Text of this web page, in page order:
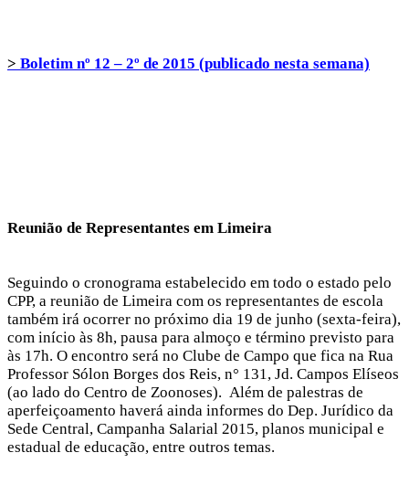
> Boletim nº 12 – 2º de 2015 (publicado nesta semana)
Reunião de Representantes em Limeira
Seguindo o cronograma estabelecido em todo o estado pelo
CPP, a reunião de Limeira com os representantes de escola
também irá ocorrer no próximo dia 19 de junho (sexta-feira),
com início às 8h, pausa para almoço e término previsto para
às 17h. O encontro será no Clube de Campo que fica na Rua
Professor Sólon Borges dos Reis, n° 131, Jd. Campos Elíseos
(ao lado do Centro de Zoonoses). Além de palestras de
aperfeiçoamento haverá ainda informes do Dep. Jurídico da
Sede Central, Campanha Salarial 2015, planos municipal e
estadual de educação, entre outros temas.